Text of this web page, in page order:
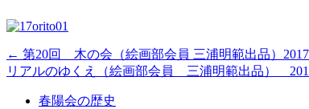
← 第20回 木の会（絵画部会員 三浦明範出品）2017
リアルのゆくえ（絵画部会員 三浦明範出品）
春陽会の歴史